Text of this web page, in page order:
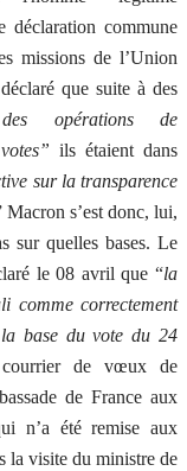
déclaration commune
missions de l’Union
que suite à des
des opérations de
ils étaient dans
sur la transparence
Macron s’est donc, lui,
sur quelles bases. Le
le 08 avril que “la
comme correctement
base du vote du 24
de vœux de
de France aux
n’a été remise aux
la visite du ministre de